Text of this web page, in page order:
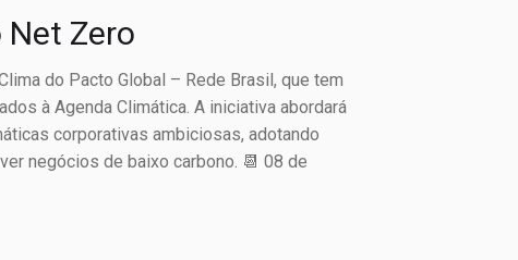
Zero
do Pacto Global – Rede Brasil, que tem
à Agenda Climática. A iniciativa abordará
corporativas ambiciosas, adotando
negócios de baixo carbono. 📆 08 de